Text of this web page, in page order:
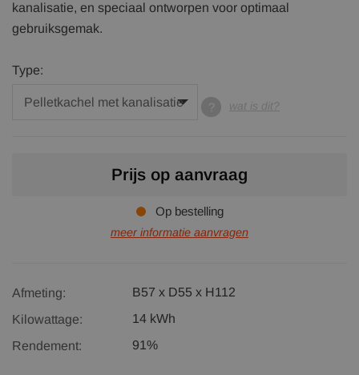
kanalisatie, en speciaal ontworpen voor optimaal
gebruiksgemak.
Type:
wat is dit?
Prijs op aanvraag
Op bestelling
meer informatie aanvragen
Afmeting:
B57 x D55 x H112
Kilowattage:
14 kWh
Rendement:
91%